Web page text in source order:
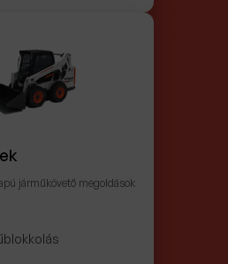
járműkövető megoldások